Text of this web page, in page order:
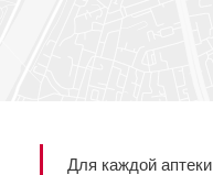
Для каждой